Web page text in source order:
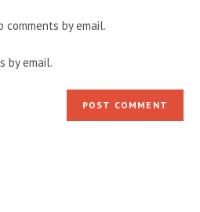
by email.
by email.